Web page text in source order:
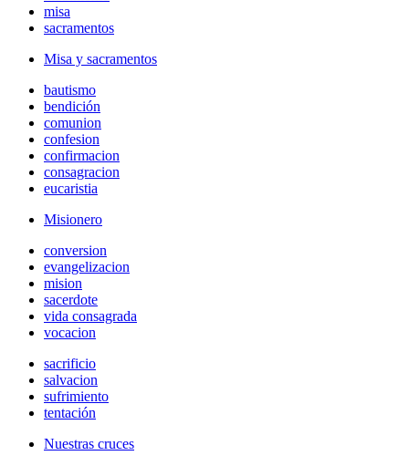
misa
sacramentos
Misa y sacramentos
bautismo
bendición
comunion
confesion
confirmacion
consagracion
eucaristia
Misionero
conversion
evangelizacion
mision
sacerdote
vida consagrada
vocacion
sacrificio
salvacion
sufrimiento
tentación
Nuestras cruces